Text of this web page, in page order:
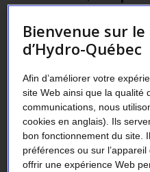
En amont, avant
vanne
Quand toutes les vannes de
Bienvenue sur
d’Hydro-Québec
Afin d’améliorer votre
site Web ainsi que la qualité
communications, nous
cookies en anglais). Ils
bon fonctionnement du site.
préférences ou sur
offrir une expérience Web